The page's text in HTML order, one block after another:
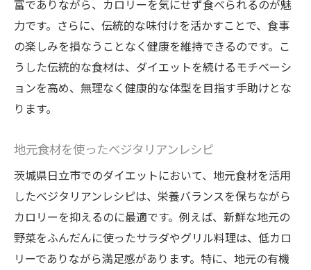
富でありながら、カロリーを気にせず食べられるのが魅
力です。さらに、伝統的な味付けを活かすことで、食事
の楽しみを損なうことなく健康を維持できるのです。こ
うした伝統的な食材は、ダイエットを続けるモチベーシ
ョンを高め、無理なく健康的な体型を目指す手助けとな
ります。
地元食材を使ったベジタリアンレシピ
茨城県日立市でのダイエットにおいて、地元食材を活用
したベジタリアンレシピは、栄養バランスを保ちながら
カロリーを抑えるのに最適です。例えば、新鮮な地元の
野菜をふんだんに使ったサラダやグリル料理は、低カロ
リーでありながら満足感があります。特に、地元の有機